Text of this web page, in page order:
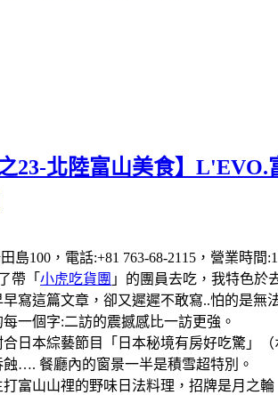
23-北陸富山美食】
島100，電話:+81 763-68-2115，營業時
帶「 小虎吃貨團 」的團員去吃，我特色於
寫這篇文章，卻又遲遲不敢寫..怕的是
一個字:二訪的震撼感比一訪更強。
日本綜藝節目「日本秘境有房好吃驚」
…. 餐廳內的窗景一半是積雪超特別。
富山山𥚃的野味日法料理，招牌是月之